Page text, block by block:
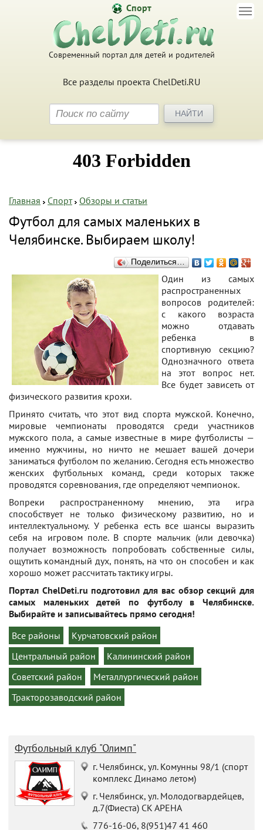
Современный портал для детей и родителей
Все разделы проекта ChelDeti.RU
Спорт
Главная Спорт Обзоры и статьи
Футбол для самых маленьких в
Челябинске. Выбираем школу!
Поделиться…
Один из самых
распространенных
вопросов родителей:
с какого возраста
можно отдавать
ребенка в
спортивную секцию?
Однозначного ответа
на этот вопрос нет.
Все будет зависеть от
физического развития крохи.
Принято считать, что этот вид спорта мужской. Конечно,
мировые чемпионаты проводятся среди участников
мужского пола, а самые известные в мире футболисты —
именно мужчины, но ничто не мешает вашей дочери
заниматься футболом по желанию. Сегодня есть множество
женских футбольных команд, среди которых также
проводятся соревнования, где определяют чемпионок.
Вопреки распространенному мнению, эта игра
способствует не только физическому развитию, но и
интеллектуальному. У ребенка есть все шансы выразить
себя на игровом поле. В спорте мальчик (или девочка)
получает возможность попробовать собственные силы,
ощутить командный дух, понять, на что он способен и как
хорошо может рассчитать тактику игры.
Портал ChelDeti.ru подготовил для вас обзор секций для
самых маленьких детей по футболу в Челябинске.
Выбирайте и записывайтесь прямо сегодня!
Все районы
Курчатовский район
Центральный район
Калининский район
Советский район
Металлургический район
Тракторозаводский район
Футбольный клуб "Олимп"
г. Челябинск, ул. Комунны 98/1 (спорт
комплекс Динамо летом)
г. Челябинск, ул. Молодогвардейцев,
д.7(Фиеста) СК АРЕНА
776-16-06, 8(951)47 41 460